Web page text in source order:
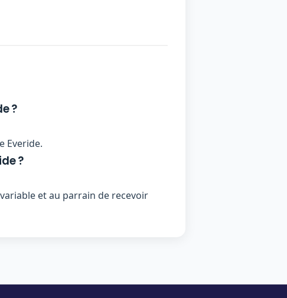
?
Everide.
?
et au parrain de recevoir